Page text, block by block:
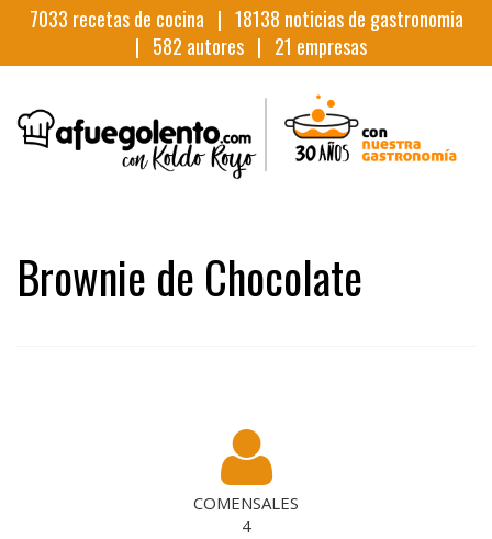
7033 recetas de cocina | 18138 noticias de gastronomia
| 582 autores | 21 empresas
Brownie de Chocolate
COMENSALES
4